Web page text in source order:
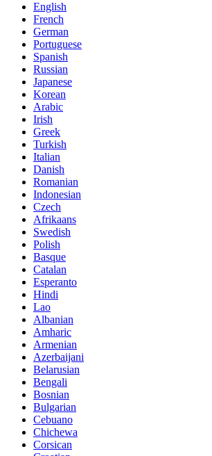
English
French
German
Portuguese
Spanish
Russian
Japanese
Korean
Arabic
Irish
Greek
Turkish
Italian
Danish
Romanian
Indonesian
Czech
Afrikaans
Swedish
Polish
Basque
Catalan
Esperanto
Hindi
Lao
Albanian
Amharic
Armenian
Azerbaijani
Belarusian
Bengali
Bosnian
Bulgarian
Cebuano
Chichewa
Corsican